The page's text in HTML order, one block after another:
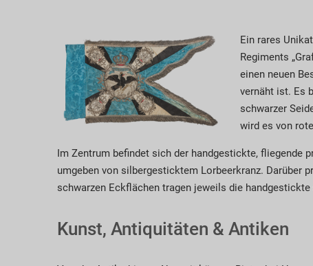
Ein rares
Regiments
einen neuen
vernäht ist. Es
schwarzer
wird es von
Im Zentrum befindet sich der handgestickte, fliegende
umgeben von silbergesticktem Lorbeerkranz. Darüber
schwarzen Eckflächen tragen jeweils die
Kunst, Antiquitäten & Antiken